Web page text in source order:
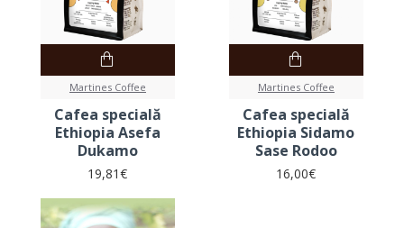
Martines Coffee
Cafea specială
Ethiopia Asefa
Dukamo
19,81€
Martines Coffee
Cafea specială
Ethiopia Sidamo
Sase Rodoo
16,00€